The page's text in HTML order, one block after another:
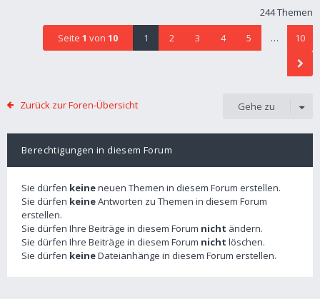
244 Themen
Seite 1 von 10 1 2 3 4 5 … 10
Zurück zur Foren-Übersicht Gehe zu
Berechtigungen in diesem Forum
Sie dürfen keineneuen Themen in diesem Forum erstellen.
Sie dürfen keineAntworten zu Themen in diesem Forum
erstellen.
Sie dürfen Ihre Beiträge in diesem Forum nicht ändern.
Sie dürfen Ihre Beiträge in diesem Forum nicht löschen.
Sie dürfen keineDateianhänge in diesem Forum erstellen.